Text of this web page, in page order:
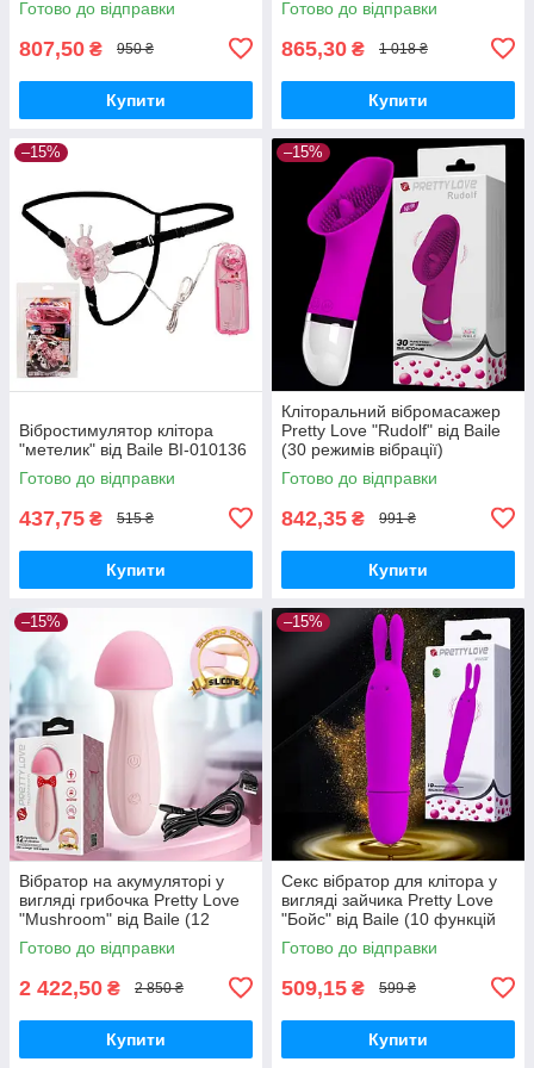
Готово до відправки
807,50 ₴ 950 ₴
Купити
Готово до відправки
865,30 ₴ 1 018 ₴
Купити
–15%
Вібростимулятор клітора
"метелик" від Baile BI-010136
Готово до відправки
437,75 ₴ 515 ₴
Купити
–15%
Кліторальний вібромасажер
Pretty Love "Rudolf" від Baile
(30 режимів вібрації)
Готово до відправки
842,35 ₴ 991 ₴
Купити
–15%
Вібратор на акумуляторі у
вигляді грибочка Pretty Love
"Mushroom" від Baile (12
режимів)
Готово до відправки
2 422,50 ₴ 2 850 ₴
Купити
–15%
Секс вібратор для клітора у
вигляді зайчика Pretty Love
"Бойс" від Baile (10 функцій
вібрації)
Готово до відправки
509,15 ₴ 599 ₴
Купити